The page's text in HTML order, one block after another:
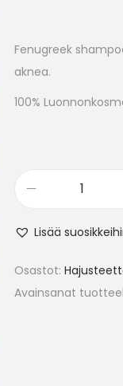
Fenugreek
aknea.
100%
Lisää
Osastot:
Avainsanat